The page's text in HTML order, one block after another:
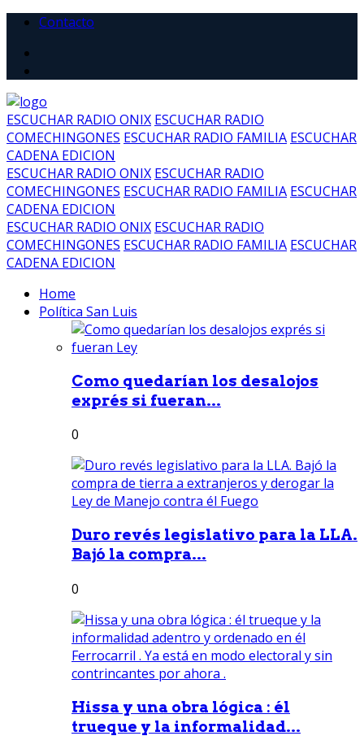
Contacto
ESCUCHAR RADIO ONIX ESCUCHAR RADIO
COMECHINGONES ESCUCHAR RADIO FAMILIA ESCUCHAR
CADENA EDICION
ESCUCHAR RADIO ONIX ESCUCHAR RADIO
COMECHINGONES ESCUCHAR RADIO FAMILIA ESCUCHAR
CADENA EDICION
ESCUCHAR RADIO ONIX ESCUCHAR RADIO
COMECHINGONES ESCUCHAR RADIO FAMILIA ESCUCHAR
CADENA EDICION
Home
Política San Luis
Como quedarían los desalojos
exprés si fueran...
0
Duro revés legislativo para la LLA.
Bajó la compra...
0
Hissa y una obra lógica : él
trueque y la informalidad...